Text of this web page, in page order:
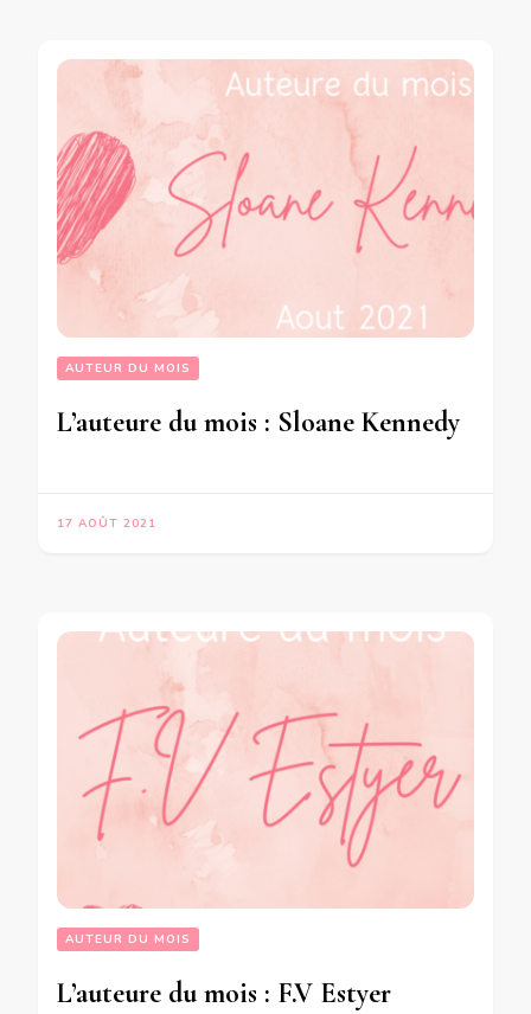
AUTEUR DU MOIS
L’auteure du mois : Sloane Kennedy
17 AOÛT 2021
AUTEUR DU MOIS
L’auteure du mois : F.V Estyer